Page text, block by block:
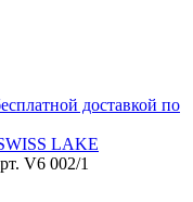
доставкой по
LAKE
V6 002/1